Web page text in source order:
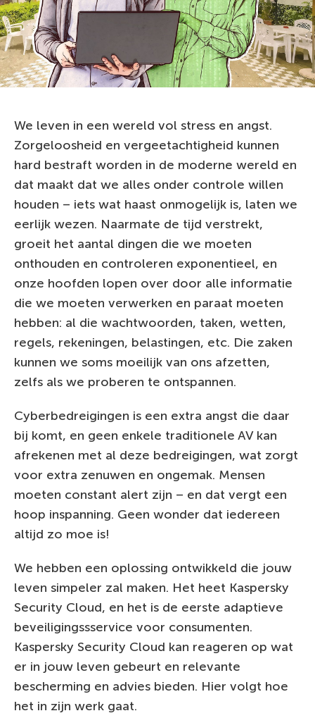
We leven in een wereld vol stress en angst.
Zorgeloosheid en vergeetachtigheid kunnen
hard bestraft worden in de moderne wereld en
dat maakt dat we alles onder controle willen
houden – iets wat haast onmogelijk is, laten we
eerlijk wezen. Naarmate de tijd verstrekt,
groeit het aantal dingen die we moeten
onthouden en controleren exponentieel, en
onze hoofden lopen over door alle informatie
die we moeten verwerken en paraat moeten
hebben: al die wachtwoorden, taken, wetten,
regels, rekeningen, belastingen, etc. Die zaken
kunnen we soms moeilijk van ons afzetten,
zelfs als we proberen te ontspannen.
Cyberbedreigingen is een extra angst die daar
bij komt, en geen enkele traditionele AV kan
afrekenen met al deze bedreigingen, wat zorgt
voor extra zenuwen en ongemak. Mensen
moeten constant alert zijn – en dat vergt een
hoop inspanning. Geen wonder dat iedereen
altijd zo moe is!
We hebben een oplossing ontwikkeld die jouw
leven simpeler zal maken. Het heet Kaspersky
Security Cloud, en het is de eerste adaptieve
beveiligingssservice voor consumenten.
Kaspersky Security Cloud kan reageren op wat
er in jouw leven gebeurt en relevante
bescherming en advies bieden. Hier volgt hoe
het in zijn werk gaat.